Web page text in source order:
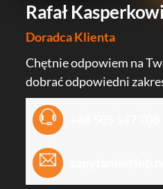
Rafał
Doradca Klienta
Chętnie odpowiem na
dobrać odpowiedni